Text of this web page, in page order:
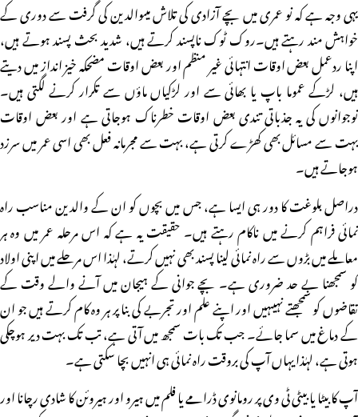
یہی وجہ ہے کہ نو عمری میں بچے آزادی کی تلاش میںوالدین کی گرفت سے دوری کے
خواہش مند رہتے ہیں۔روک ٹوک ناپسند کرتے ہیں، شدید بحث پسند ہوتے ہیں،
اپنا ردعمل بعض اوقات انتہائی غیر منظم اور بعض اوقات مضحکہ خیز انداز میں دیتے
ہیں، لڑکے عموما باپ یا بھائی سے اور لڑکیاں ماؤں سے تکرار کرنے لگتی ہیں۔
نوجوانوں کی یہ جذباتی تندی بعض اوقات خطرناک ہوجاتی ہے اور بعض اوقات
بہت سے مسائل بھی کھڑے کرتی ہے، بہت سے مجرمانہ فعل بھی اسی عمر میں سرزد
ہوجاتے ہیں۔
دراصل بلوغت کا دور ہی ایسا ہے، جس میں بچوں کو ان کے والدین مناسب راہ
نمائی فراہم کرنے میں ناکام رہتے ہیں۔ حقیقت یہ ہے کہ اس مرحلہ عمر میں وہ ہر
معاملے میں بڑوں سے راہ نمائی لینا پسند بھی نہیں کرتے، لہٰذا اس مرحلے میں اپنی اولاد
کو سمجھنا بے حد ضروری ہے۔ بچے جوانی کے ہیجان میں آنے والے وقت کے
تقاضوں کو سمجھتے نہیںہیں اور اپنے علم اور تجربے کی بنا پر ہر وہ کام کرتے ہیں جو ان
کے دماغ میں سما جائے۔ جب تک بات سمجھ میں آتی ہے، تب تک بہت دیر ہوچکی
ہوتی ہے، لہٰذا یہاں آپ کی بروقت راہ نمائی ہی انہیں بچا سکتی ہے۔
آپ کا بیٹا یا بیٹی ٹی وی پر رومانوی ڈرامے یا فلم میں ہیرو اور ہیروئن کا شادی رچانا اور